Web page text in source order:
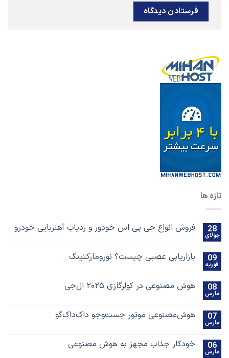
تازه ها
28
جولای
فروش انواع جی پی اس خودور و ردیاب آهنربایی خودرو
09
فوریه
بازاریابی عصبی چیست؟ نورومارکتینگ
08
مارس
هوش مصنوعی در کولرگازی ۲۰۲۵ ال‌جی
07
مارس
هوش‌مصنوعی موتور جست‌و‌جو داک‌داک‌گو
06
مارس
خودکار جذاب مجهز به هوش مصنوعی